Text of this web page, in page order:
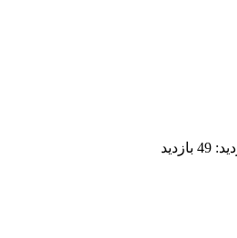
49 بازدید